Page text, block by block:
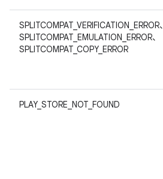
SPLITCOMPAT_VERIFICATION_ERROR、
SPLITCOMPAT_EMULATION_ERROR、
SPLITCOMPAT_COPY_ERROR
PLAY_STORE_NOT_FOUND